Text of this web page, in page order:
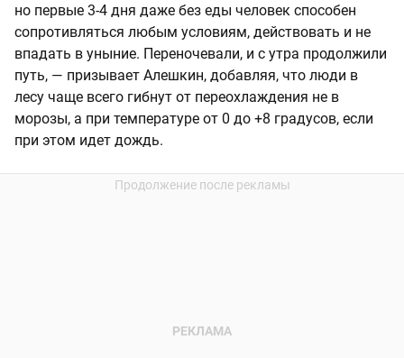
но первые 3-4 дня даже без еды человек способен
сопротивляться любым условиям, действовать и не
впадать в уныние. Переночевали, и с утра продолжили
путь, — призывает Алешкин, добавляя, что люди в
лесу чаще всего гибнут от переохлаждения не в
морозы, а при температуре от 0 до +8 градусов, если
при этом идет дождь.